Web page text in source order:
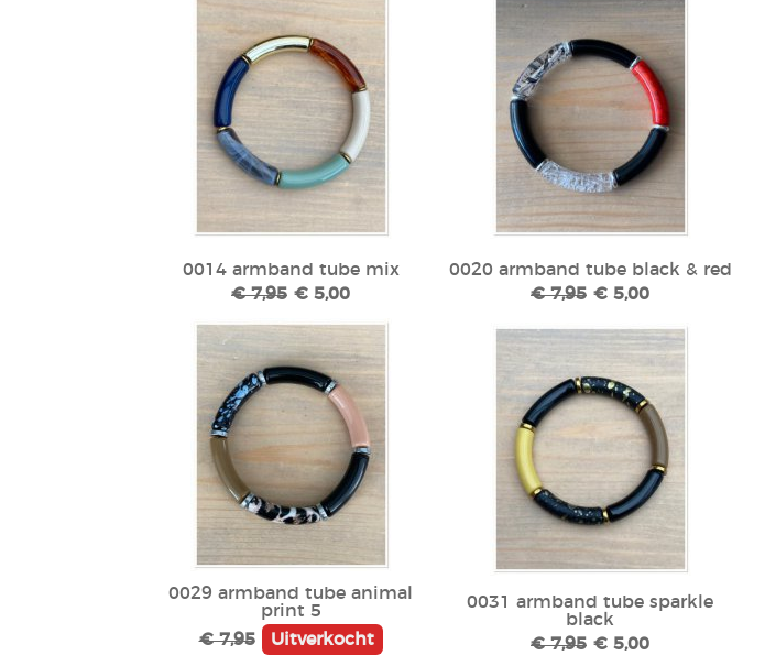
0014 armband tube mix
€ 7,95 € 5,00
0020 armband tube black & red
€ 7,95 € 5,00
0029 armband tube animal
print 5
€ 7,95
Uitverkocht
0031 armband tube sparkle
black
€ 7,95 € 5,00